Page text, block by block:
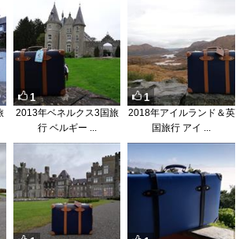
1
2013年ベネルクス3国旅
行 ベルギー ...
1
2018年アイルランド＆英
国旅行 アイ ...